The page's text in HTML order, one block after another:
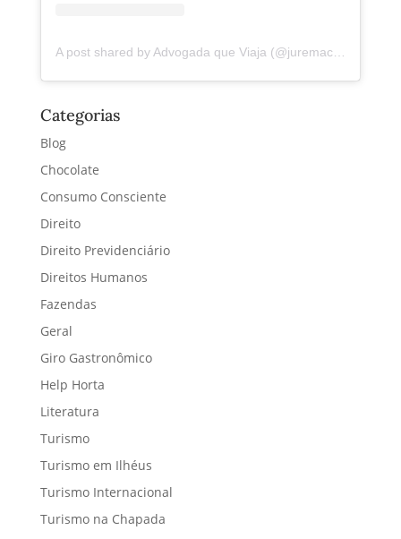
A post shared by Advogada que Viaja (@juremacintra)
Categorias
Blog
Chocolate
Consumo Consciente
Direito
Direito Previdenciário
Direitos Humanos
Fazendas
Geral
Giro Gastronômico
Help Horta
Literatura
Turismo
Turismo em Ilhéus
Turismo Internacional
Turismo na Chapada